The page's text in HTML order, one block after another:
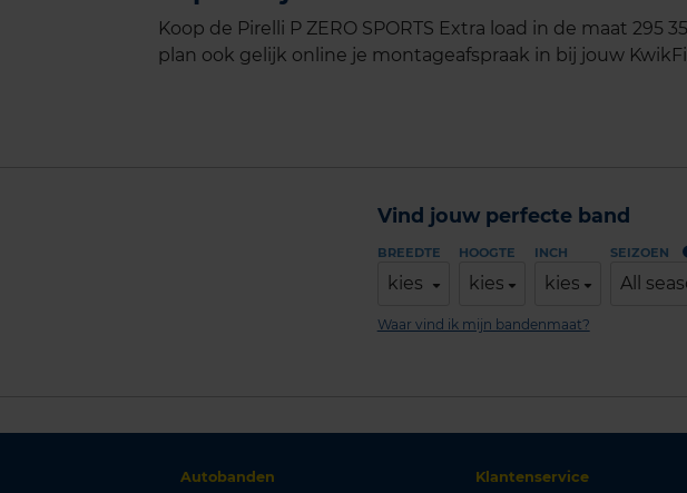
Koop de Pirelli P ZERO SPORTS Extra load in de maat 295
plan ook gelijk online je montageafspraak in bij jouw
Vind jouw perfecte band
BREEDTE
kies
HOOGTE
kies
INCH
kies
SEIZOEN
All
Waar vind ik mijn bandenmaat?
Autobanden
Klantenservice